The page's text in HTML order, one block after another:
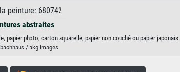
peinture: 680742
abstraites
papier photo, carton aquarelle, papier non couché ou papier japonais.
/ akg-images